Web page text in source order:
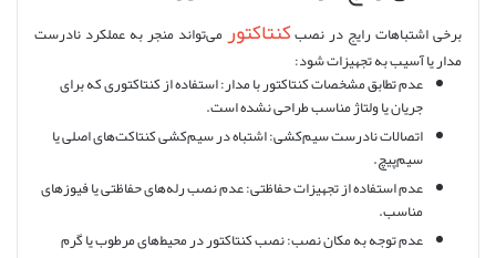
برخی اشتباهات رایج در نصبکنتاکتورمی‌تواند منجر به عملکرد نادرست
مدار یا آسیب به تجهیزات شود:
عدم تطابق مشخصات کنتاکتور با مدار: استفاده از کنتاکتوری که برای
جریان یا ولتاژ مناسب طراحی نشده است.
اتصالات نادرست سیم‌کشی: اشتباه در سیم‌کشی کنتاکت‌های اصلی یا
سیم‌پیچ.
عدم استفاده از تجهیزات حفاظتی: عدم نصب رله‌های حفاظتی یا فیوزهای
مناسب.
عدم توجه به مکان نصب: نصب کنتاکتور در محیط‌های مرطوب یا گرم